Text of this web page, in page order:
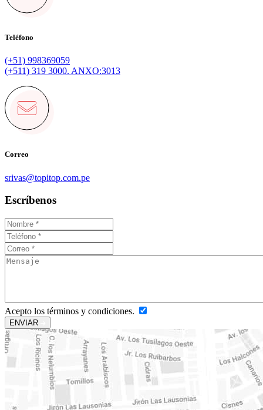
Teléfono
(+51) 998369059
(+511) 319 3000. ANXO:3013
Correo
srivas@topitop.com.pe
Escríbenos
Acepto los términos y condiciones.
ENVIAR